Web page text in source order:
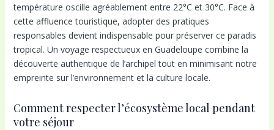
température oscille agréablement entre 22°C et 30°C. Face à
cette affluence touristique, adopter des pratiques
responsables devient indispensable pour préserver ce paradis
tropical. Un voyage respectueux en Guadeloupe combine la
découverte authentique de l’archipel tout en minimisant notre
empreinte sur l’environnement et la culture locale.
Comment respecter l’écosystème local pendant
votre séjour